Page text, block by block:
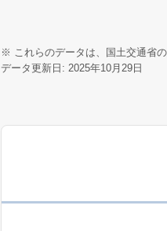
※ これらのデータは、国土交通省の
データ更新日: 2025年10月29日